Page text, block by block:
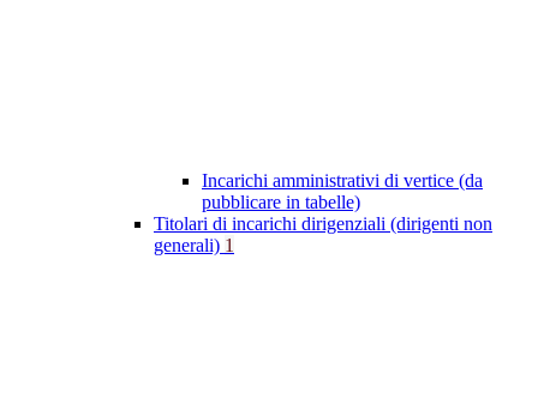
Incarichi amministrativi di vertice (da
pubblicare in tabelle)
Titolari di incarichi dirigenziali (dirigenti non
generali) 1